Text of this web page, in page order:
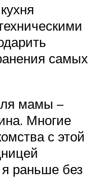
самых
мамы –
Многие
с этой
раньше без